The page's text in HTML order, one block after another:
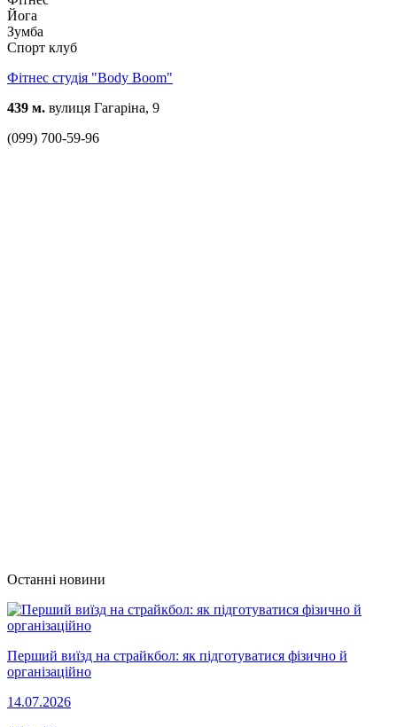
Йога
Зумба
Спорт клуб
Фітнес студія "Body Boоm"
439 м. вулиця Гагаріна, 9
(099) 700-59-96
Останні новини
Перший виїзд на страйкбол: як підготуватися фізично й
організаційно
14.07.2026